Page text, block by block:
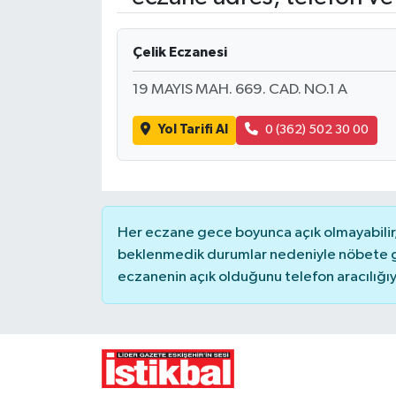
Çelik Eczanesi
19 MAYIS MAH. 669. CAD. NO.1 A
Yol Tarifi Al 0 (362) 502 30 00
Her eczane gece boyunca açık
beklenmedik durumlar nedeniyle nöbete
eczanenin açık olduğunu telefon
Resmi ilanlar